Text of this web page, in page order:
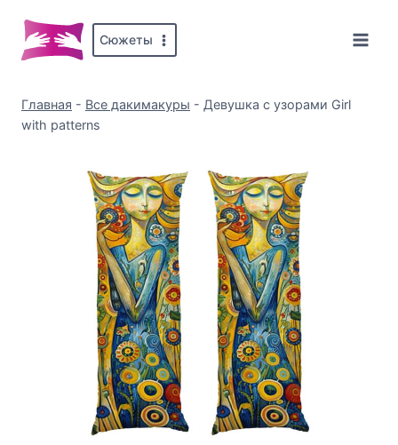
содержимому
Сюжеты
Главная - Все дакимакуры - Девушка с узорами Girl
with patterns